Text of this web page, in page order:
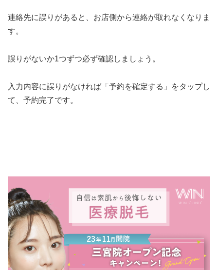
連絡先に誤りがあると、お店側から連絡が取れなくなりま
す。
誤りがないか1つずつ必ず確認しましょう。
入力内容に誤りがなければ「予約を確定する」をタップし
て、予約完了です。